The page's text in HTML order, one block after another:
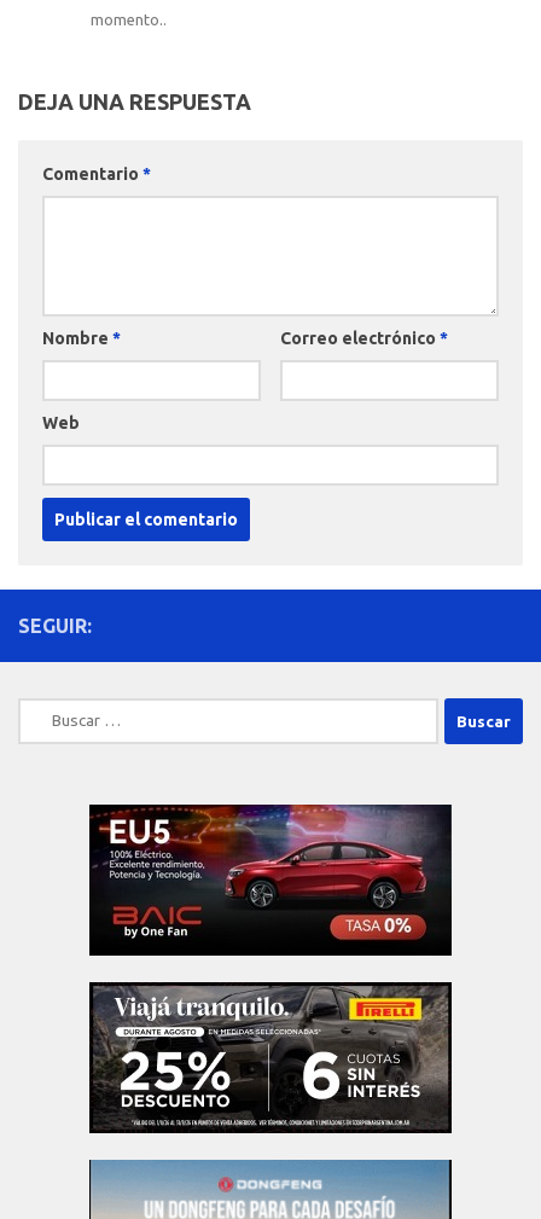
momento..
DEJA UNA RESPUESTA
Comentario *
Nombre * Correo electrónico *
Web
SEGUIR:
Buscar: